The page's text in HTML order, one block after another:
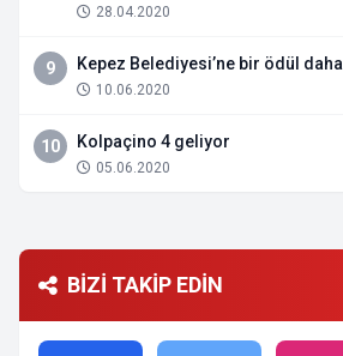
28.04.2020
9 Kepez Belediyesi’ne bir ödül daha
10.06.2020
10 Kolpaçino 4 geliyor
05.06.2020
BİZİ TAKİP EDİN